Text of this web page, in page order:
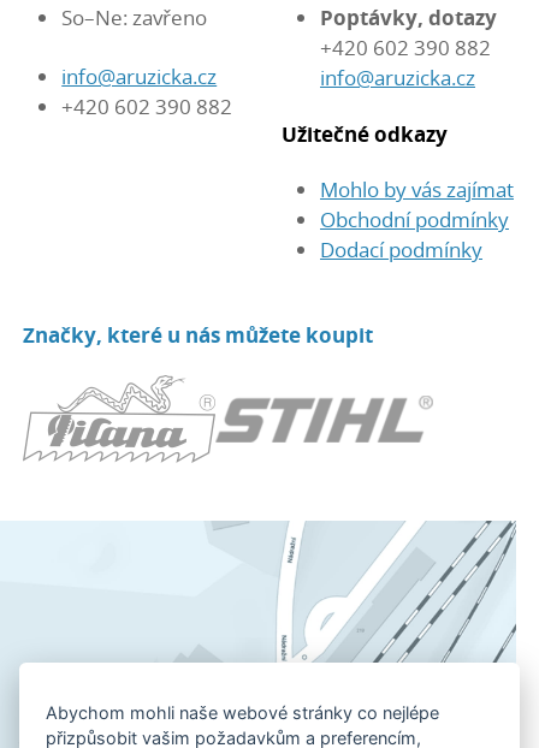
Abychom mohli naše webové stránky co nejlépe
přizpůsobit vašim požadavkům a preferencím,
So–Ne: zavřeno
info@aruzicka.cz
+420 602 390 882
Poptávky, dotazy
+420 602 390 882
info@aruzicka.cz
Užitečné odkazy
Mohlo by vás zajímat
Obchodní podmínky
Dodací podmínky
Značky, které u nás můžete koupit